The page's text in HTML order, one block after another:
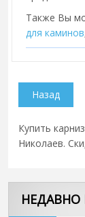
Также Вы
для каминов
Купить
Николаев.